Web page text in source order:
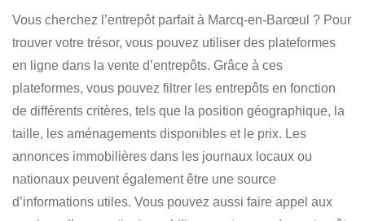
Vous cherchez l’entrepôt parfait à Marcq-en-Barœul ? Pour
trouver votre trésor, vous pouvez utiliser des plateformes
en ligne dans la vente d’entrepôts. Grâce à ces
plateformes, vous pouvez filtrer les entrepôts en fonction
de différents critères, tels que la position géographique, la
taille, les aménagements disponibles et le prix. Les
annonces immobilières dans les journaux locaux ou
nationaux peuvent également être une source
d’informations utiles. Vous pouvez aussi faire appel aux